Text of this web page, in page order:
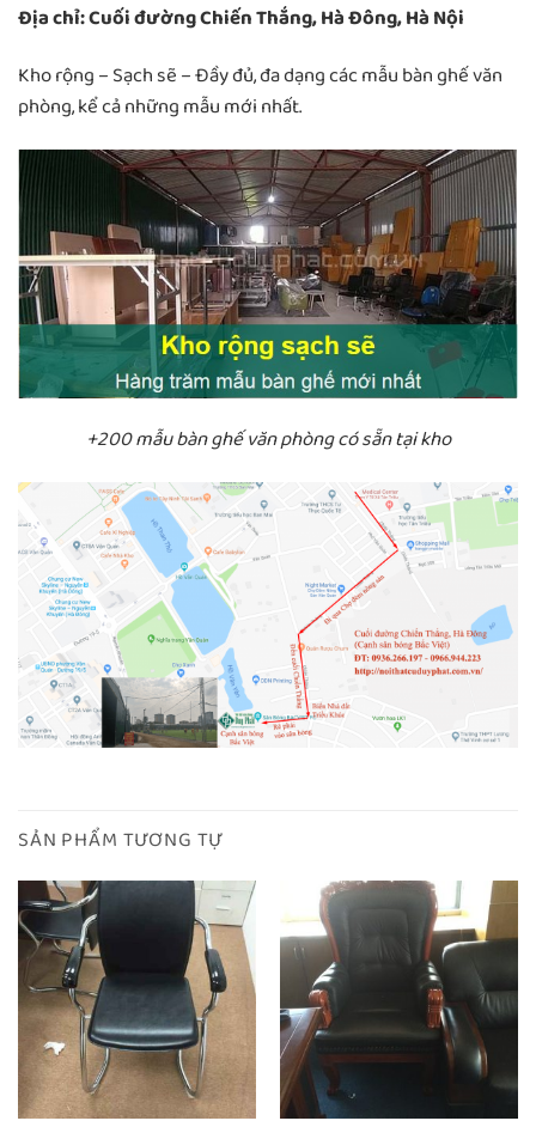
Địa chỉ: Cuối đường Chiến Thắng, Hà Đông, Hà Nội
Kho rộng – Sạch sẽ – Đầy đủ, đa dạng các mẫu bàn ghế văn
phòng, kể cả những mẫu mới nhất.
+200 mẫu bàn ghế văn phòng có sẵn tại kho
SẢN PHẨM TƯƠNG TỰ